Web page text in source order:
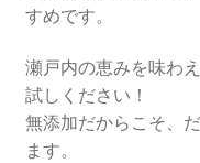
すめです。
瀬戸内の恵みを味わ
試しください！
無添加だからこそ、
ます。